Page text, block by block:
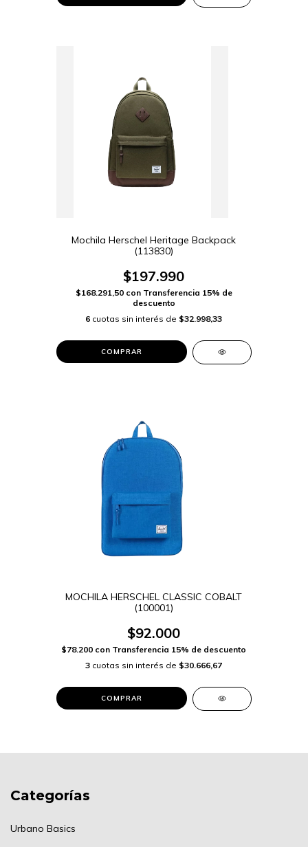
Mochila Herschel Heritage Backpack
(113830)
$197.990
$168.291,50 con Transferencia 15% de
descuento
6 cuotas sin interés de $32.998,33
COMPRAR
MOCHILA HERSCHEL CLASSIC COBALT
(100001)
$92.000
$78.200 con Transferencia 15% de descuento
3 cuotas sin interés de $30.666,67
COMPRAR
Categorías
Urbano Basics